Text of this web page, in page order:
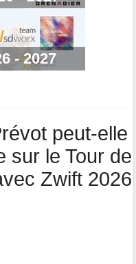
par la petite porte
l'avons ciblé..."
- 2027
peut-elle
sur le Tour de
Zwift 2026